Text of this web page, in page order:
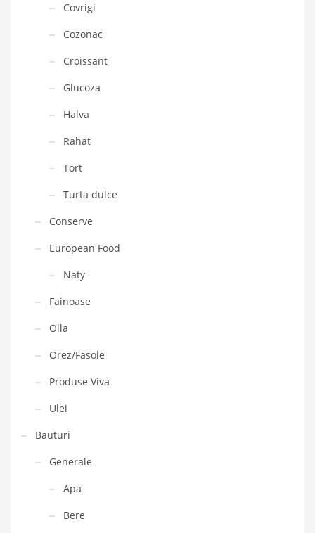
Covrigi
Cozonac
Croissant
Glucoza
Halva
Rahat
Tort
Turta dulce
Conserve
European Food
Naty
Fainoase
Olla
Orez/Fasole
Produse Viva
Ulei
Bauturi
Generale
Apa
Bere